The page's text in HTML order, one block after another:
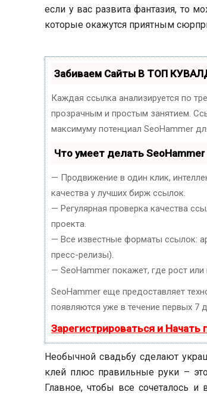
если у вас развита фантазия, то
которые окажутся приятным
Забиваем Сайты В ТОП
Каждая ссылка анализируется по
прозрачным и простым занятием.
максимуму потенциал SeoHammer
Что умеет делать SeoHammer
— Продвижение в один клик,
качества у лучших бирж ссылок.
— Регулярная проверка качества
проекта.
— Все известные форматы ссылок:
пресс-релизы).
— SeoHammer покажет, где рост
SeoHammer еще предоставляет
появляются уже в течение первых 7
Зарегистрироваться и
Необычной свадьбу сделают
клей плюс правильные руки –
Главное, чтобы все сочеталось